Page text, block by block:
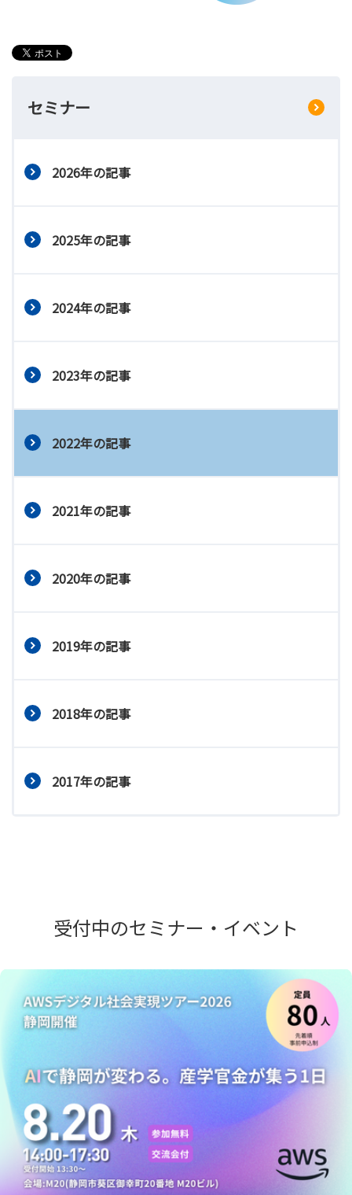
セミナー
2026年の記事
2025年の記事
2024年の記事
2023年の記事
2022年の記事
2021年の記事
2020年の記事
2019年の記事
2018年の記事
2017年の記事
受付中のセミナー・イベント